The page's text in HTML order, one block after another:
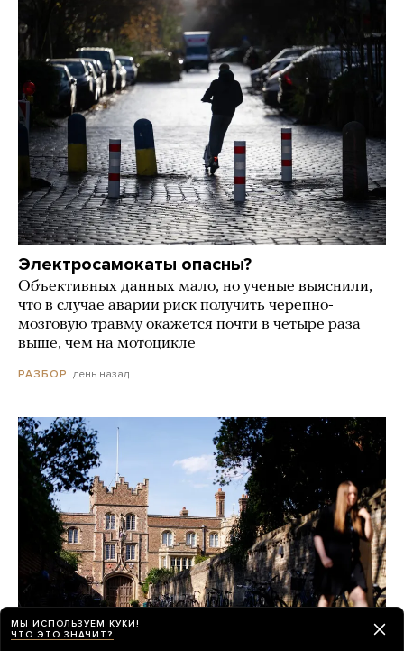
Электросамокаты опасны?
Объективных данных мало, но ученые выяснили,
что в случае аварии риск получить черепно-
мозговую травму окажется почти в четыре раза
выше, чем на мотоцикле
РАЗБОР день назад
МЫ ИСПОЛЬЗУЕМ КУКИ!
ЧТО ЭТО ЗНАЧИТ?